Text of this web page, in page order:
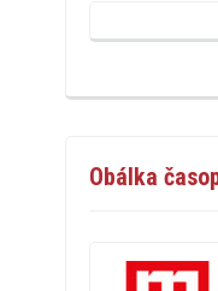
Obálka